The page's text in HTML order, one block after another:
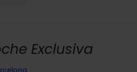
Exclusiva